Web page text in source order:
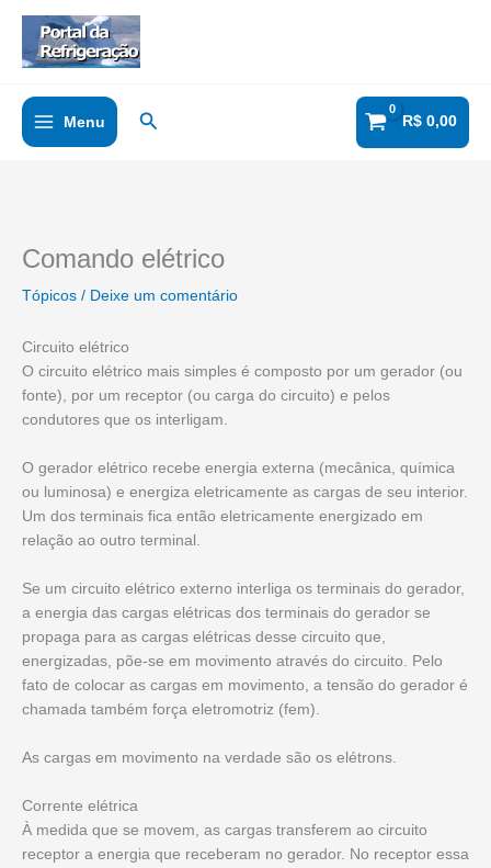
Menu Pesquisar R$0,00
Comando elétrico
Tópicos / Deixe um comentário
Circuito elétrico
O circuito elétrico mais simples é composto por um gerador (ou
fonte), por um receptor (ou carga do circuito) e pelos
condutores que os interligam.
O gerador elétrico recebe energia externa (mecânica, química
ou luminosa) e energiza eletricamente as cargas de seu interior.
Um dos terminais fica então eletricamente energizado em
relação ao outro terminal.
Se um circuito elétrico externo interliga os terminais do gerador,
a energia das cargas elétricas dos terminais do gerador se
propaga para as cargas elétricas desse circuito que,
energizadas, põe-se em movimento através do circuito. Pelo
fato de colocar as cargas em movimento, a tensão do gerador é
chamada também força eletromotriz (fem).
As cargas em movimento na verdade são os elétrons.
Corrente elétrica
À medida que se movem, as cargas transferem ao circuito
receptor a energia que receberam no gerador. No receptor essa